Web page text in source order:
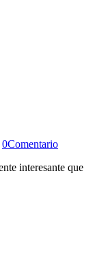
0Comentario